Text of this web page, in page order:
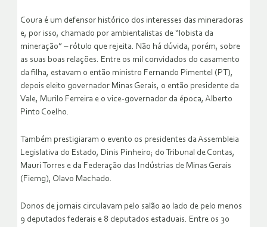
Coura é um defensor histórico dos interesses das mineradoras
e, por isso, chamado por ambientalistas de “lobista da
mineração” – rótulo que rejeita. Não há dúvida, porém, sobre
as suas boas relações. Entre os mil convidados do casamento
da filha, estavam o então ministro Fernando Pimentel (PT),
depois eleito governador Minas Gerais, o então presidente da
Vale, Murilo Ferreira e o vice-governador da época, Alberto
Pinto Coelho.
Também prestigiaram o evento os presidentes da Assembleia
Legislativa do Estado, Dinis Pinheiro; do Tribunal de Contas,
Mauri Torres e da Federação das Indústrias de Minas Gerais
(Fiemg), Olavo Machado.
Donos de jornais circulavam pelo salão ao lado de pelo menos
9 deputados federais e 8 deputados estaduais. Entre os 30